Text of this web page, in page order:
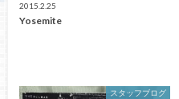
2015.2.25
Yosemite
スタッフブログ